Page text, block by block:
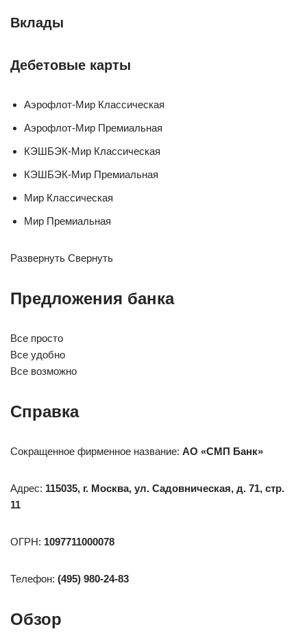
Вклады
Дебетовые карты
Аэрофлот-Мир Классическая
Аэрофлот-Мир Премиальная
КЭШБЭК-Мир Классическая
КЭШБЭК-Мир Премиальная
Мир Классическая
Мир Премиальная
Развернуть Свернуть
Предложения банка
Все просто
Все удобно
Все возможно
Справка
Сокращенное фирменное название: АО «СМП Банк»
Адрес: 115035, г. Москва, ул. Садовническая, д. 71, стр.
11
ОГРН: 1097711000078
Телефон: (495) 980-24-83
Обзор